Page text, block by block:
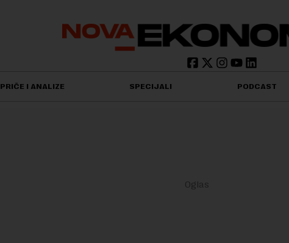
PRIČE I ANALIZE SPECIJALI PODCAST